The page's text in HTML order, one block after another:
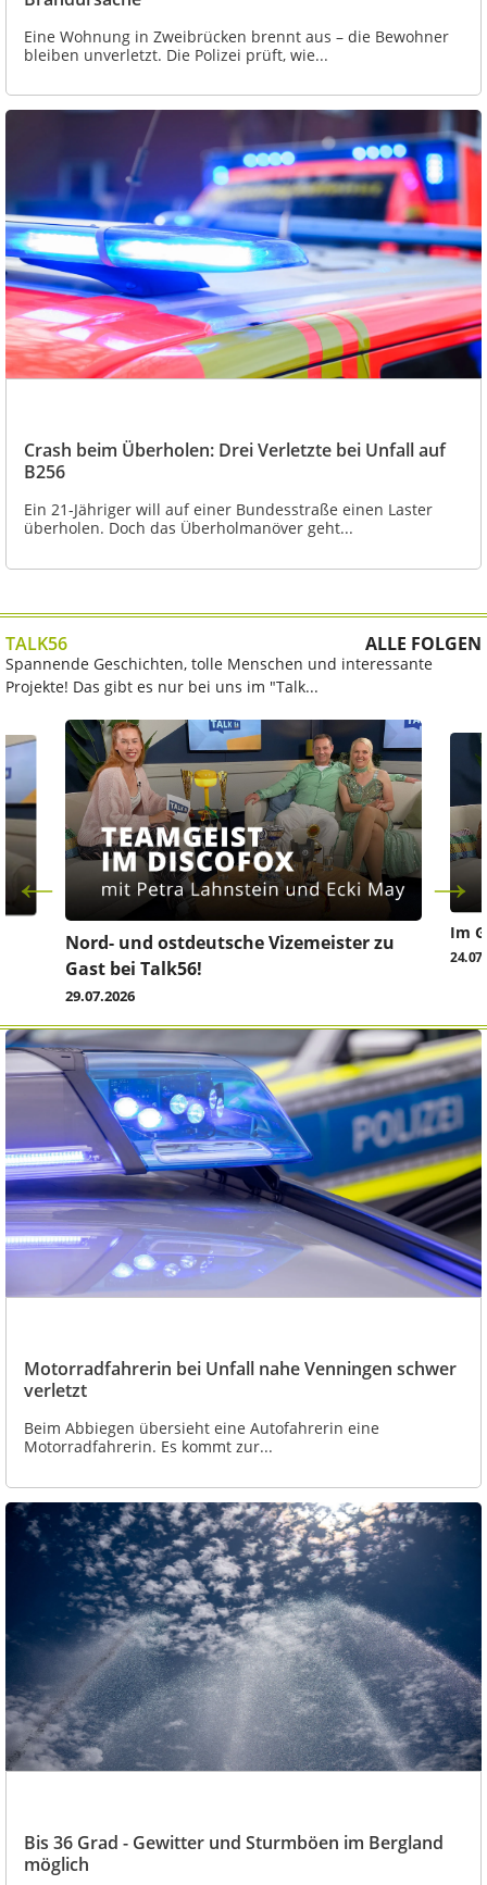
Eine Wohnung in Zweibrücken brennt aus – die Bewohner
bleiben unverletzt. Die Polizei prüft, wie...
Crash beim Überholen: Drei Verletzte bei Unfall auf
B256
Ein 21-Jähriger will auf einer Bundesstraße einen Laster
überholen. Doch das Überholmanöver geht...
TALK56 ALLE FOLGEN
Spannende Geschichten, tolle Menschen und interessante
Projekte! Das gibt es nur bei uns im "Talk...
Nord- und ostdeutsche Vizemeister zu
Gast bei Talk56!
29.07.2026
Im
Motorradfahrerin bei Unfall nahe Venningen schwer
verletzt
Beim Abbiegen übersieht eine Autofahrerin eine
Motorradfahrerin. Es kommt zur...
Bis 36 Grad - Gewitter und Sturmböen im Bergland
möglich